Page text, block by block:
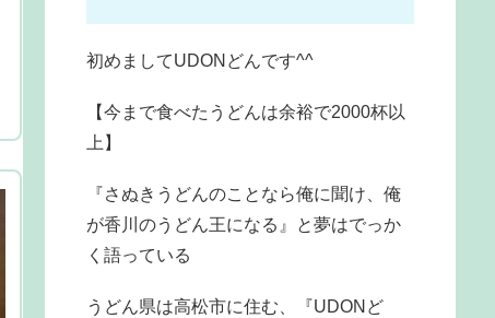
初めましてUDONどんです^^
【今まで食べたうどんは余裕で2000杯以
上】
『さぬきうどんのことなら俺に聞け、俺
が香川のうどん王になる』と夢はでっか
く語っている
うどん県は高松市に住む、『UDONど